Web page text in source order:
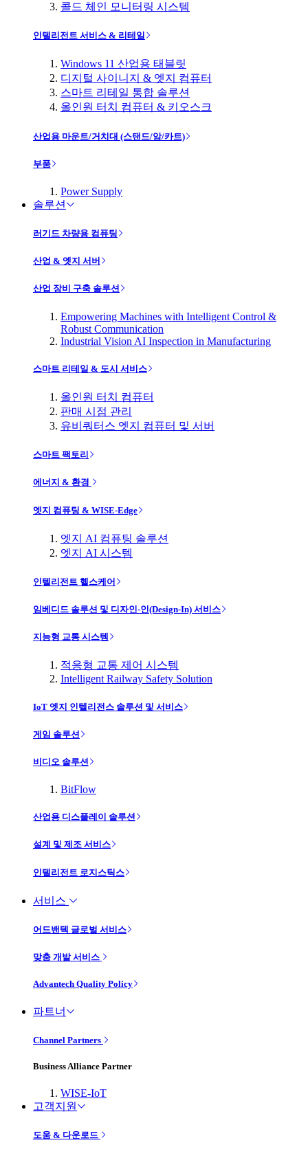
콜드 체인 모니터링 시스템
인텔리전트 서비스 & 리테일
Windows 11 산업용 태블릿
디지털 사이니지 & 엣지 컴퓨터
스마트 리테일 통합 솔루션
올인원 터치 컴퓨터 & 키오스크
산업용 마운트/거치대 (스탠드/암/카트)
부품
Power Supply
솔루션
러기드 차량용 컴퓨팅
산업 & 엣지 서버
산업 장비 구축 솔루션
Empowering Machines with Intelligent Control &
Robust Communication
Industrial Vision AI Inspection in Manufacturing
스마트 리테일 & 도시 서비스
올인원 터치 컴퓨터
판매 시점 관리
유비쿼터스 엣지 컴퓨터 및 서버
스마트 팩토리
에너지 & 환경
엣지 컴퓨팅 & WISE-Edge
엣지 AI 컴퓨팅 솔루션
엣지 AI 시스템
인텔리전트 헬스케어
임베디드 솔루션 및 디자인-인(Design-In) 서비스
지능형 교통 시스템
적응형 교통 제어 시스템
Intelligent Railway Safety Solution
IoT 엣지 인텔리전스 솔루션 및 서비스
게임 솔루션
비디오 솔루션
BitFlow
산업용 디스플레이 솔루션
설계 및 제조 서비스
인텔리전트 로지스틱스
서비스
어드밴텍 글로벌 서비스
맞춤 개발 서비스
Advantech Quality Policy
파트너
Channel Partners
Business Alliance Partner
WISE-IoT
고객지원
도움 & 다운로드